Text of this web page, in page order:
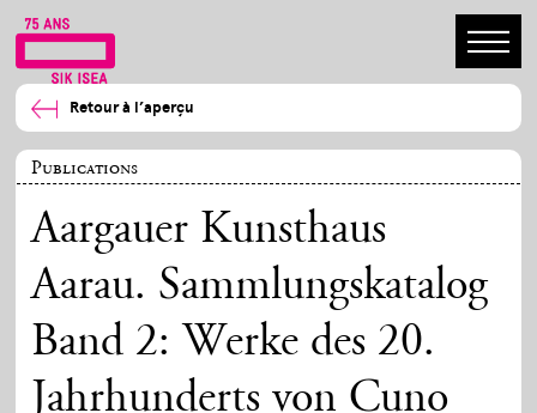
Retour à l’aperçu
Publications
Aargauer Kunsthaus
Aarau. Sammlungskatalog
Band 2: Werke des 20.
Jahrhunderts von Cuno